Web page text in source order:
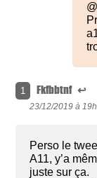
1 Fkfbbtnf ↩
23/12/2019 à
Perso le
A11, y’a
juste sur ça.